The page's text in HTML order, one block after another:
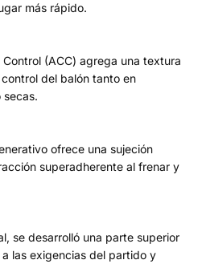
más rápido.
(ACC) agrega una textura
del balón tanto en
secas.
ofrece una sujeción
superadherente al frenar y
se desarrolló una parte superior
las exigencias del partido y